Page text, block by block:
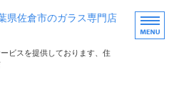
県佐倉市のガラス専門店
ビスを提供しております、住